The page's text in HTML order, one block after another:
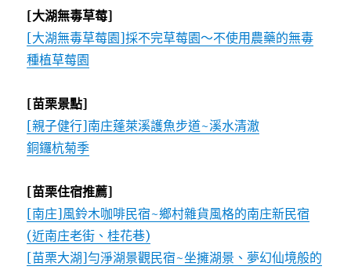
[大湖無毒草莓]
[大湖無毒草莓園]採不完草莓園～不使用農藥的無毒
種植草莓園
[苗栗景點]
[親子健行]南庄蓬萊溪護魚步道~溪水清澈
銅鑼杭菊季
[苗栗住宿推薦]
[南庄]風鈴木咖啡民宿~鄉村雜貨風格的南庄新民宿
(近南庄老街、桂花巷)
[苗栗大湖]勻淨湖景觀民宿~坐擁湖景、夢幻仙境般的